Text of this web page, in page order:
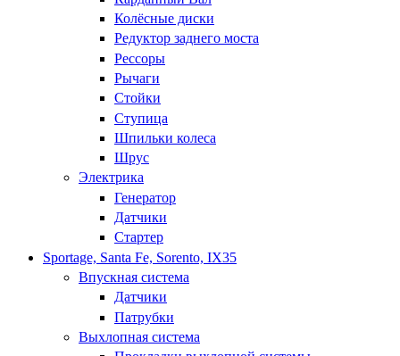
Колёсные диски
Редуктор заднего моста
Рессоры
Рычаги
Стойки
Ступица
Шпильки колеса
Шрус
Электрика
Генератор
Датчики
Стартер
Sportage, Santa Fe, Sorento, IX35
Впускная система
Датчики
Патрубки
Выхлопная система